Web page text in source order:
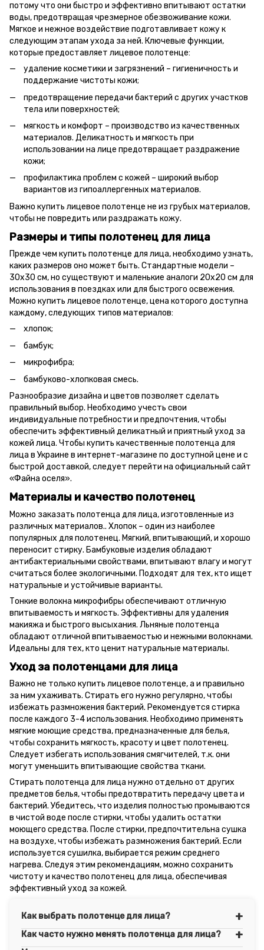
потому что они быстро и эффективно впитывают остатки
воды, предотвращая чрезмерное обезвоживание кожи.
Мягкое и нежное воздействие подготавливает кожу к
следующим этапам ухода за ней. Ключевые функции,
которые предоставляет лицевое полотенце:
удаление косметики и загрязнений – гигиеничность и
поддержание чистоты кожи;
предотвращение передачи бактерий с других участков
тела или поверхностей;
мягкость и комфорт – производство из качественных
материалов. Деликатность и мягкость при
использовании на лице предотвращает раздражение
кожи;
профилактика проблем с кожей – широкий выбор
вариантов из гипоаллергенных материалов.
Важно купить лицевое полотенце не из грубых материалов,
чтобы не повредить или раздражать кожу.
Размеры и типы полотенец для лица
Прежде чем купить полотенце для лица, необходимо узнать,
каких размеров оно может быть. Стандартные модели –
30х30 см, но существуют и маленькие аналоги 20х20 см для
использования в поездках или для быстрого освежения.
Можно купить лицевое полотенце, цена которого доступна
каждому, следующих типов материалов:
хлопок;
бамбук;
микрофибра;
бамбуково-хлопковая смесь.
Разнообразие дизайна и цветов позволяет сделать
правильный выбор. Необходимо учесть свои
индивидуальные потребности и предпочтения, чтобы
обеспечить эффективный деликатный и приятный уход за
кожей лица. Чтобы купить качественные полотенца для
лица в Украине в интернет-магазине по доступной цене и с
быстрой доставкой, следует перейти на официальный сайт
«Файна оселя».
Материалы и качество полотенец
Можно заказать полотенца для лица, изготовленные из
различных материалов.. Хлопок – один из наиболее
популярных для полотенец. Мягкий, впитывающий, и хорошо
переносит стирку. Бамбуковые изделия обладают
антибактериальными свойствами, впитывают влагу и могут
считаться более экологичными. Подходят для тех, кто ищет
натуральные и устойчивые варианты.
Тонкие волокна микрофибры обеспечивают отличную
впитываемость и мягкость. Эффективны для удаления
макияжа и быстрого высыхания. Льняные полотенца
обладают отличной впитываемостью и нежными волокнами.
Идеальны для тех, кто ценит натуральные материалы.
Уход за полотенцами для лица
Важно не только купить лицевое полотенце, а и правильно
за ним ухаживать. Стирать его нужно регулярно, чтобы
избежать размножения бактерий. Рекомендуется стирка
после каждого 3-4 использования. Необходимо применять
мягкие моющие средства, предназначенные для белья,
чтобы сохранить мягкость, красоту и цвет полотенец.
Следует избегать использования смягчителей, т.к. они
могут уменьшить впитывающие свойства ткани.
Стирать полотенца для лица нужно отдельно от других
предметов белья, чтобы предотвратить передачу цвета и
бактерий. Убедитесь, что изделия полностью промываются
в чистой воде после стирки, чтобы удалить остатки
моющего средства. После стирки, предпочтительна сушка
на воздухе, чтобы избежать размножения бактерий. Если
используется сушилка, выбирается режим среднего
нагрева. Следуя этим рекомендациям, можно сохранить
чистоту и качество полотенец для лица, обеспечивая
эффективный уход за кожей.
Как выбрать полотенце для лица?
Как часто нужно менять полотенца для лица?